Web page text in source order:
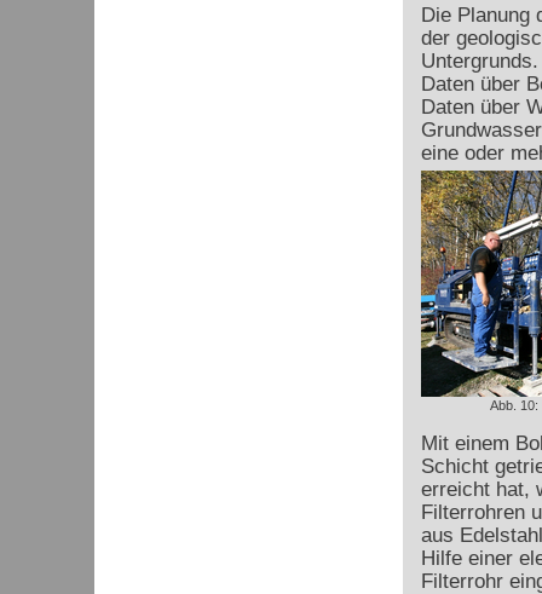
Die Planung
der
Daten über
Daten über
eine oder
Abb. 10:
Mit einem
Schicht
erreicht hat,
Filterrohren
aus
Hilfe einer
Filterrohr